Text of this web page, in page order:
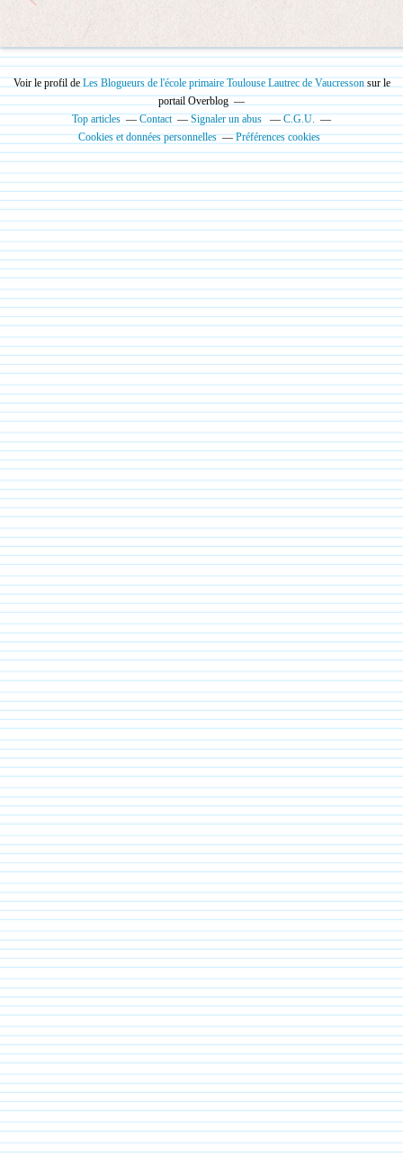
Voir le profil de Les Blogueurs de l'école primaire Toulouse Lautrec de Vaucressonsur le
portail Overblog
Top articles
Contact Signaler un abus
C.G.U.
Cookies et données personnelles
Préférences cookies